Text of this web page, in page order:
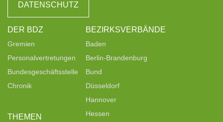
DATENSCHUTZ
DER BDZ
Gremien
Personalvertretungen
Bundesgeschäftsstelle
Chronik
THEMEN
BEZIRKSVERBÄNDE
Baden
Berlin-Brandenburg
Bund
Düsseldorf
Hannover
Hessen